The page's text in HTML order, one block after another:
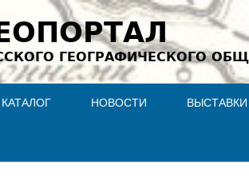
Jump to navigation
ГЕОГРАФИЧЕСКОГО
КАТАЛОГ НОВОСТИ ВЫСТАВКИ